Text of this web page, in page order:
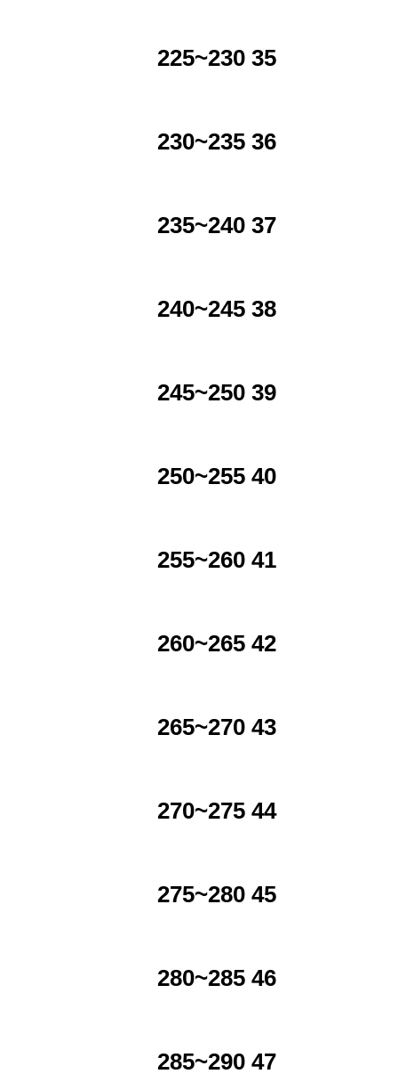
225~230 35
230~235 36
235~240 37
240~245 38
245~250 39
250~255 40
255~260 41
260~265 42
265~270 43
270~275 44
275~280 45
280~285 46
285~290 47